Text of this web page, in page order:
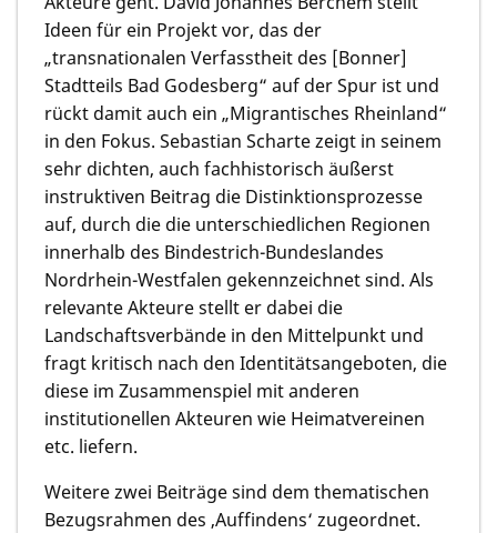
Ideen für ein Projekt vor, das der
„transnationalen Verfasstheit des [Bonner]
Stadtteils Bad Godesberg“ auf der Spur ist und
rückt damit auch ein „Migrantisches Rheinland“
in den Fokus. Sebastian Schartezeigt in seinem
sehr dichten, auch fachhistorisch äußerst
instruktiven Beitrag die Distinktionsprozesse
auf, durch die die unterschiedlichen Regionen
innerhalb des Bindestrich-Bundeslandes
Nordrhein-Westfalen gekennzeichnet sind. Als
relevante Akteure stellt er dabei die
Landschaftsverbände in den Mittelpunkt und
fragt kritisch nach den Identitätsangeboten, die
diese im Zusammenspiel mit anderen
institutionellen Akteuren wie Heimatvereinen
etc. liefern.
Weitere zwei Beiträge sind dem thematischen
Bezugsrahmen des ‚Auffindens‘ zugeordnet.